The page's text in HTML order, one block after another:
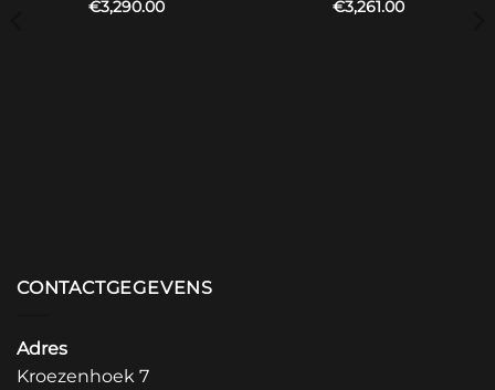
€3,290.00
€3,261.00
CONTACTGEGEVENS
Adres
Kroezenhoek 7